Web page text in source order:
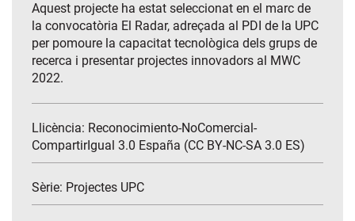
Aquest projecte ha estat seleccionat en el marc de
la convocatòria El Radar, adreçada al PDI de la UPC
per pomoure la capacitat tecnològica dels grups de
recerca i presentar projectes innovadors al MWC
2022.
Llicència: Reconocimiento-NoComercial-
CompartirIgual 3.0 España (CC BY-NC-SA 3.0 ES)
Sèrie: Projectes UPC